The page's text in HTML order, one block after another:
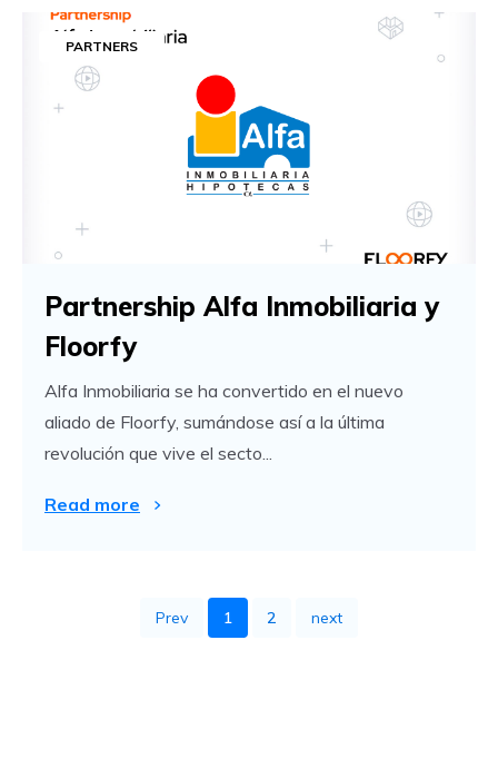
PARTNERS
Partnership Alfa Inmobiliaria y
Floorfy
Alfa Inmobiliaria se ha convertido en el nuevo
aliado de Floorfy, sumándose así a la última
revolución que vive el secto...
Read more
Prev 1 2 next